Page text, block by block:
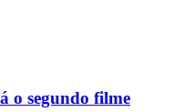
o segundo filme